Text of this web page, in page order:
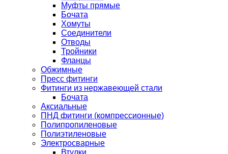
Муфты прямые
Бочата
Хомуты
Соединители
Отводы
Тройники
Фланцы
Обжимные
Пресс фитинги
Фитинги из нержавеющей стали
Бочата
Аксиальные
ПНД фитинги (компрессионные)
Полипропиленовые
Полиэтиленовые
Электросварные